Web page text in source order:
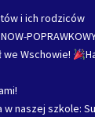
i ich rodziców
we Wschowie!
naszej szkole: